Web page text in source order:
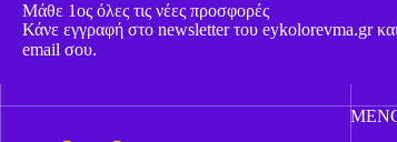
Μάθε 1ος όλες τις νέες προσφορές
Κάνε εγγραφή στο newsletter του eykolorevma.gr
email σου.